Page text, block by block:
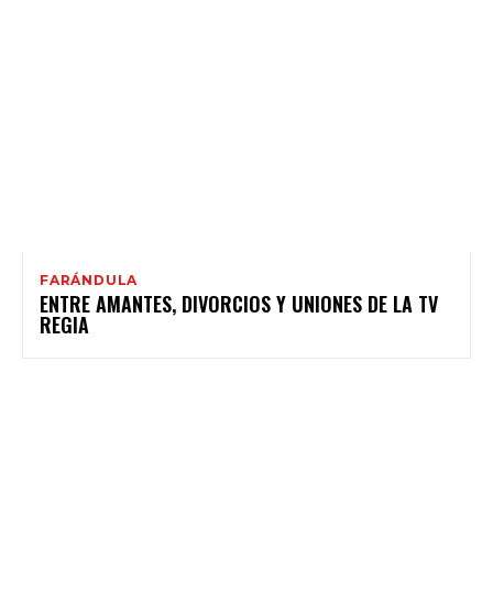
FARÁNDULA
ENTRE AMANTES, DIVORCIOS Y UNIONES DE LA TV
REGIA